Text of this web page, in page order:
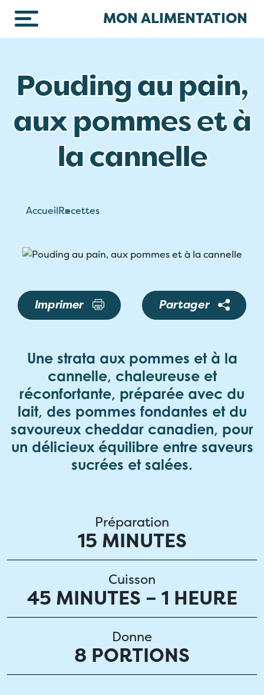
MON ALIMENTATION
Pouding au pain,
aux pommes et à
la cannelle
AccueilRecettes
Imprimer Partager
Une strata aux pommes et à la
cannelle, chaleureuse et
réconfortante, préparée avec du
lait, des pommes fondantes et du
savoureux cheddar canadien, pour
un délicieux équilibre entre saveurs
sucrées et salées.
Préparation
15 MINUTES
Cuisson
45 MINUTES – 1 HEURE
Donne
8 PORTIONS